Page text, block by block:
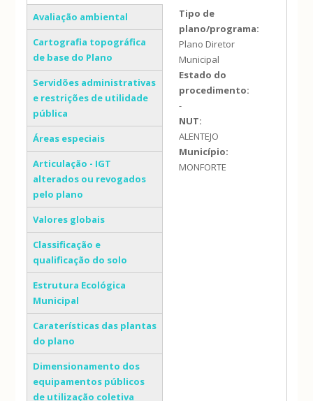
(separador ativo)
Avaliação ambiental
Cartografia topográfica
de base do Plano
Servidões administrativas
e restrições de utilidade
pública
Áreas especiais
Articulação - IGT
alterados ou revogados
pelo plano
Valores globais
Classificação e
qualificação do solo
Estrutura Ecológica
Municipal
Caraterísticas das plantas
do plano
Dimensionamento dos
equipamentos públicos
de utilização coletiva
Tipo de
plano/programa:
Plano Diretor
Municipal
Estado do
procedimento:
-
NUT:
ALENTEJO
Município:
MONFORTE